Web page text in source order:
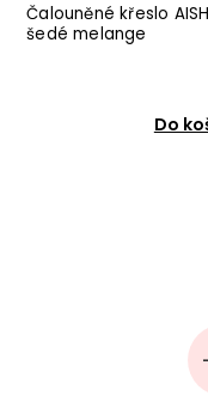
Čalouněné křeslo
šedé melange
Do